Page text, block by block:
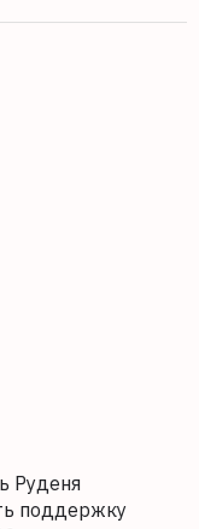
Руденя
поддержку